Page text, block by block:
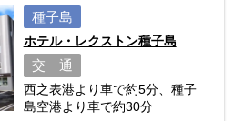
種子島
ホテル・レクストン種子島
交 通
西之表港より車で約5分、種子
島空港より車で約30分